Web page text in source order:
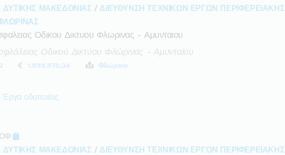
ΔΥΤΙΚΗΣ ΜΑΚΕΔΟΝΙΑΣ / ΔΙΕΥΘΥΝΣΗ ΤΕΧΝΙΚΩΝ ΕΡΓΩΝ ΠΕΡΙΦΕΡΕΙΑΚΗΣ
Οδικου Δικτυου Φλωρινας - Αμυνταιου
Οδικού Δικτύου Φλώρινας - Αμυνταίου
1.999.970,34 Φλώρινα
οδοποιίας
ΔΥΤΙΚΗΣ ΜΑΚΕΔΟΝΙΑΣ / ΔΙΕΥΘΥΝΣΗ ΤΕΧΝΙΚΩΝ ΕΡΓΩΝ ΠΕΡΙΦΕΡΕΙΑΚΗΣ